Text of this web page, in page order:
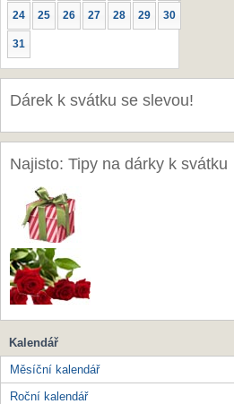
24 25 26 27 28 29 30
31
Dárek k svátku se slevou!
Najisto: Tipy na dárky k svátku
Kalendář
Měsíční kalendář
Roční kalendář